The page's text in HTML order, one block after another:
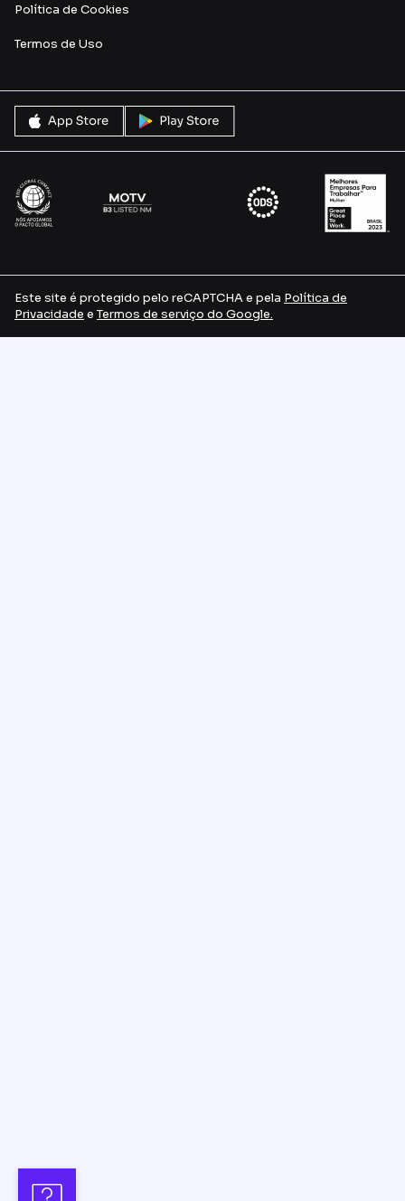
Política de Cookies
Termos de Uso
Este site é protegido pelo reCAPTCHA e pela Política de
Privacidade e Termos de serviço do Google.